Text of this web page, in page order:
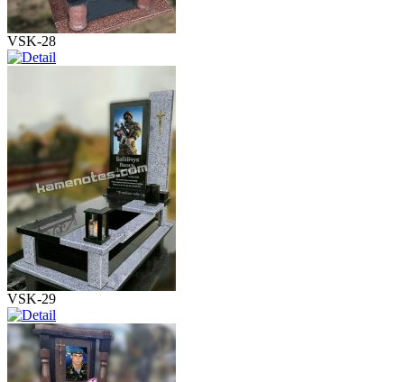
VSK-28
VSK-29